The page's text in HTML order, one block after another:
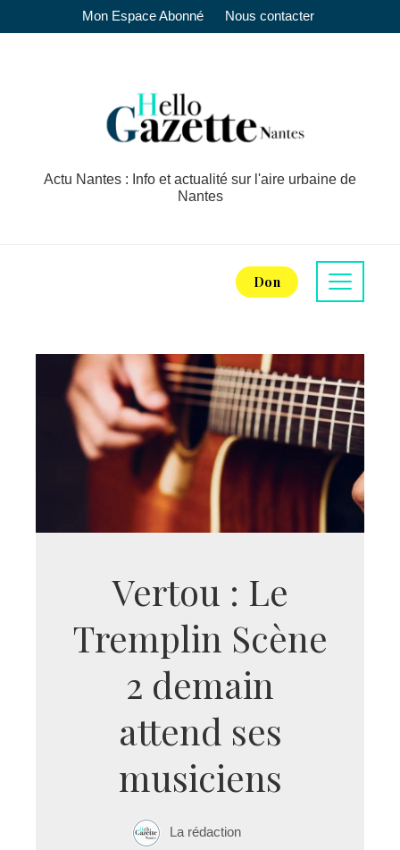
Mon Espace Abonné Nous contacter
Actu Nantes : Info et actualité sur l'aire urbaine de
Nantes
Don
Vertou : Le
Tremplin Scène
2 demain
attend ses
musiciens
La rédaction